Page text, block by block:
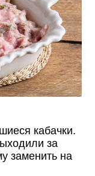
кабачки.
за
заменить на